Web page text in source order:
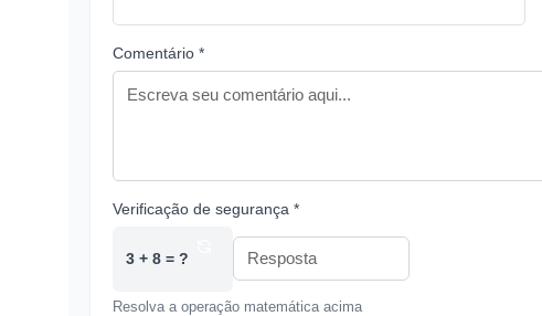
Comentário *
Verificação de segurança *
3 + 8 = ?
Resolva a operação matemática acima